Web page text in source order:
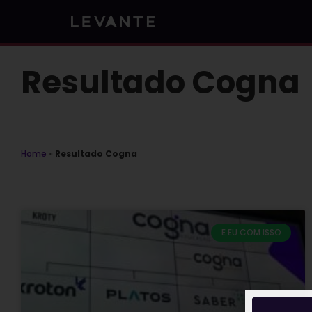
Resultado Cogna
Home » Resultado Cogna
E EU COM ISSO